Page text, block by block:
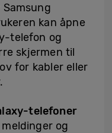
kan åpne
telefon og
skjermen til
for kabler eller
telefoner
og